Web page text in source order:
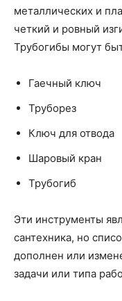
металлических и
четкий и ровный
Трубогибы могут
Гаечный ключ
Труборез
Ключ для отвода
Шаровый кран
Трубогиб
Эти инструменты
сантехника, но
дополнен или
задачи или типа